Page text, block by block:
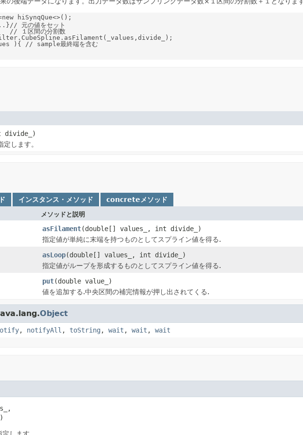
hiSynqQue<>();
元の値をセット
// １区間の分割数
){ // sample最終端を含む
divide_)
します。
インスタンス・メソッド concreteメソッド
メソッドと説明
asFilament(double[] values_, int divide_)
指定値が単純に末端を持つものとしてスプライン値を得る.
asLoop(double[] values_, int divide_)
指定値がループを形成するものとしてスプライン値を得る.
put(double value_)
値を追加する.中央区間の補完情報が押し出されてくる.
java.lang.Object
, notifyAll , toString , wait , wait , wait